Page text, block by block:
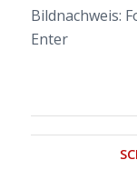
Bildnachweis:
Enter